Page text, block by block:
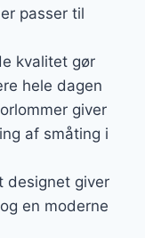
passer til
kvalitet gør
hele dagen
giver
af småting i
designet giver
en moderne